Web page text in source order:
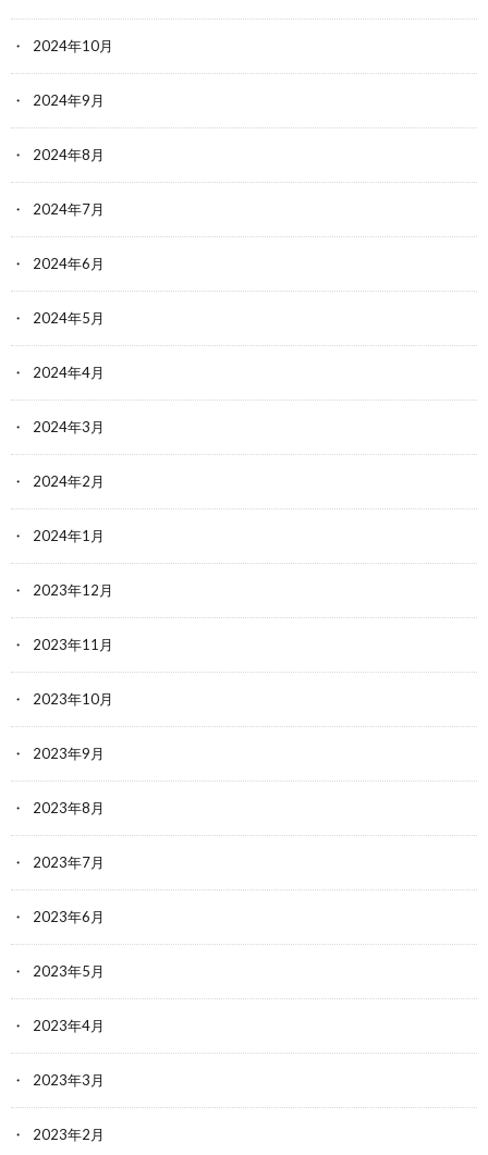
2024年10月
2024年9月
2024年8月
2024年7月
2024年6月
2024年5月
2024年4月
2024年3月
2024年2月
2024年1月
2023年12月
2023年11月
2023年10月
2023年9月
2023年8月
2023年7月
2023年6月
2023年5月
2023年4月
2023年3月
2023年2月